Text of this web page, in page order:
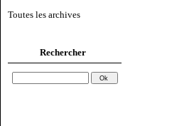
Toutes les archives
Rechercher